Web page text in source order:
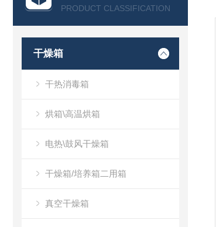
PRODUCT CLASSIFICATION
干燥箱
干热消毒箱
烘箱\高温烘箱
电热\鼓风干燥箱
干燥箱/培养箱二用箱
真空干燥箱